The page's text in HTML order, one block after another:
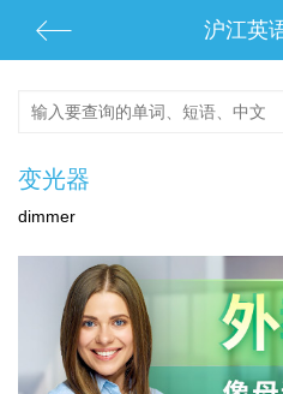
沪江英
变光器
dimmer